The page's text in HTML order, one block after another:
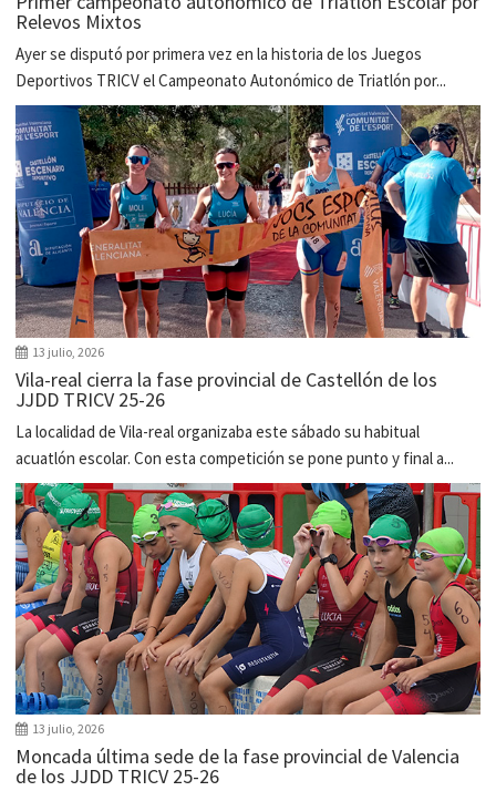
Relevos Mixtos
Ayer se disputó por primera vez en la historia de los Juegos
Deportivos TRICV el Campeonato Autonómico de Triatlón por...
13 julio, 2026
Vila-real cierra la fase provincial de Castellón de los
JJDD TRICV 25-26
La localidad de Vila-real organizaba este sábado su habitual
acuatlón escolar. Con esta competición se pone punto y final a...
13 julio, 2026
Moncada última sede de la fase provincial de Valencia
de los JJDD TRICV 25-26